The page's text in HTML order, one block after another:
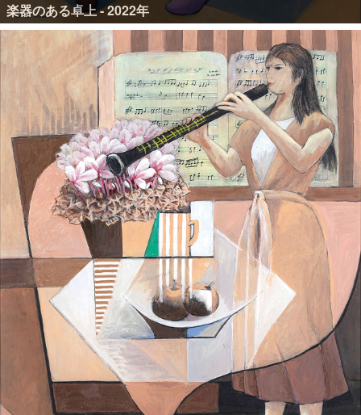
楽器のある卓上 - 2022年